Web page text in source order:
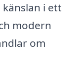
i ett
modern
om